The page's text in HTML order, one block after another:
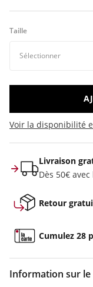
Taille
Voir la disponibilité
Livraison
Dès 50€
Retour
Cumulez 28
Information sur